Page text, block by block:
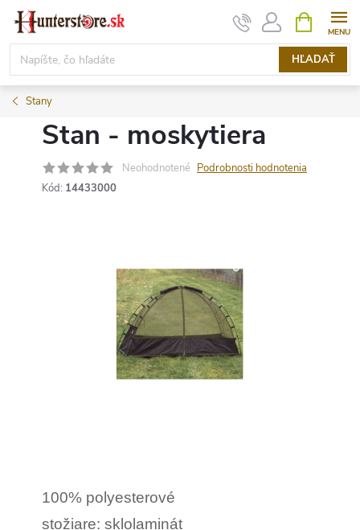
Prejsť
obsah
HĽADAŤ
KOŠÍK
Stany
Stan - moskytiera
Neohodnotené Podrobnosti hodnotenia
Kód: 14433000
100% polyesterové
stožiare: sklolaminát